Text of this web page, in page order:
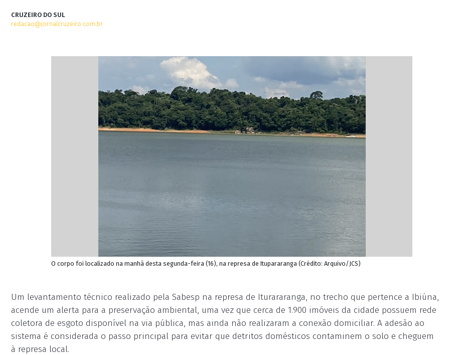
CRUZEIRO DO SUL
redacao@jornalcruzeiro.com.br
O corpo foi localizado na manhã desta segunda-feira (16), na represa de Itupararanga (Crédito: Arquivo/JCS)
Um levantamento técnico realizado pela Sabesp na represa de Iturararanga, no trecho que pertence a Ibiúna,
acende um alerta para a preservação ambiental, uma vez que cerca de 1.900 imóveis da cidade possuem rede
coletora de esgoto disponível na via pública, mas ainda não realizaram a conexão domiciliar. A adesão ao
sistema é considerada o passo principal para evitar que detritos domésticos contaminem o solo e cheguem
à represa local.